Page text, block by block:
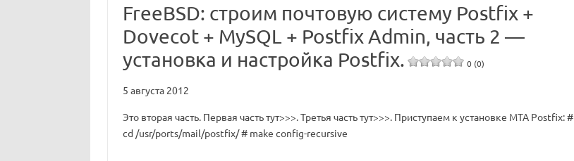
FreeBSD: строим почтовую систему Postfix +
Dovecot + MySQL + Postfix Admin, часть 2 —
установка и настройка Postfix.
0 (0)
5 августа 2012
Это вторая часть. Первая часть тут>>>. Третья часть тут>>>. Приступаем к установке MTA Postfix: #
cd /usr/ports/mail/postfix/ # make config-recursive